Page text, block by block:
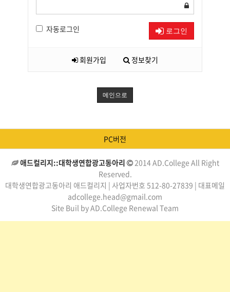
자동로그인 로그인
회원가입 정보찾기
메인으로
PC버전
애드컬리지::대학생연합광고동아리
2014 AD.College All Right
Reserved.
대학생연합광고동아리 애드컬리지 | 사업자번호 512-80-27839 | 대표메일
adcollege.head@gmail.com
Site Buil by AD.College Renewal Team